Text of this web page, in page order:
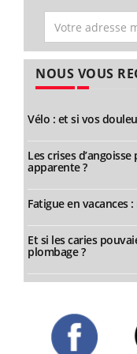
NOUS VOUS
Vélo : et si vos
Les crises
apparente ?
Fatigue en vacances
Et si les caries
plombage ?